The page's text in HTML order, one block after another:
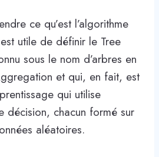
ce qu’est l’algorithme
utile de définir le Tree
sous le nom d’arbres en
et qui, en fait, est
qui utilise
décision, chacun formé sur
aléatoires.